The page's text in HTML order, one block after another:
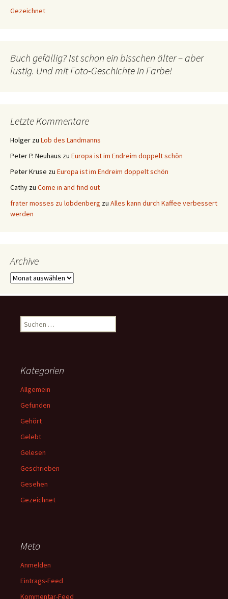
Gezeichnet
Buch gefällig? Ist schon ein bisschen älter – aber
lustig. Und mit Foto-Geschichte in Farbe!
Letzte Kommentare
Holger zu Lob des Landmanns
Peter P. Neuhaus zu Europa ist im Endreim doppelt schön
Peter Kruse zu Europa ist im Endreim doppelt schön
Cathy zu Come in and find out
frater mosses zu lobdenberg zu Alles kann durch Kaffee verbessert
werden
Archive
Archive
Suchen
nach:
Kategorien
Allgemein
Gefunden
Gehört
Gelebt
Gelesen
Geschrieben
Gesehen
Gezeichnet
Meta
Anmelden
Eintrags-Feed
Kommentar-Feed